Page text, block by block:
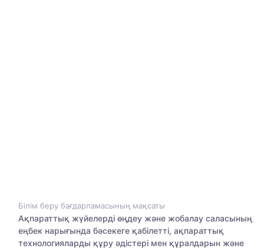
Білім беру бағдарламасының мақсаты
Ақпараттық жүйелерді өңдеу және жобалау саласының
еңбек нарығында бәсекеге қабілетті, ақпараттық
технологияларды құру әдістері мен құралдарын және